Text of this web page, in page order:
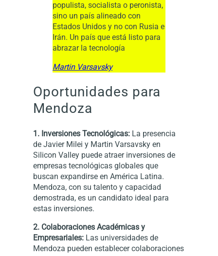
populista, socialista o peronista,
sino un país alineado con
Estados Unidos y no con Rusia e
Irán. Un país que está listo para
abrazar la tecnología
Martin Varsavsky
Oportunidades para
Mendoza
1. Inversiones Tecnológicas: La presencia
de Javier Milei y Martin Varsavsky en
Silicon Valley puede atraer inversiones de
empresas tecnológicas globales que
buscan expandirse en América Latina.
Mendoza, con su talento y capacidad
demostrada, es un candidato ideal para
estas inversiones.
2. Colaboraciones Académicas y
Empresariales: Las universidades de
Mendoza pueden establecer colaboraciones